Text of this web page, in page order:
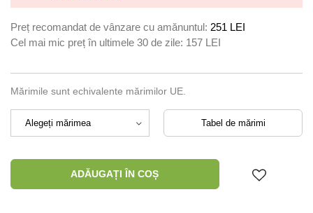
Preț recomandat de vânzare cu amănuntul: 251 LEI
Cel mai mic preț în ultimele 30 de zile: 157 LEI
Mărimile sunt echivalente mărimilor UE.
Tabel de mărimi
ADĂUGAȚI ÎN COȘ